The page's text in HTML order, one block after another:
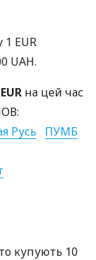
1 EUR
UAH.
EUR на цей час
:
Русь
ПУМБ
купують 10